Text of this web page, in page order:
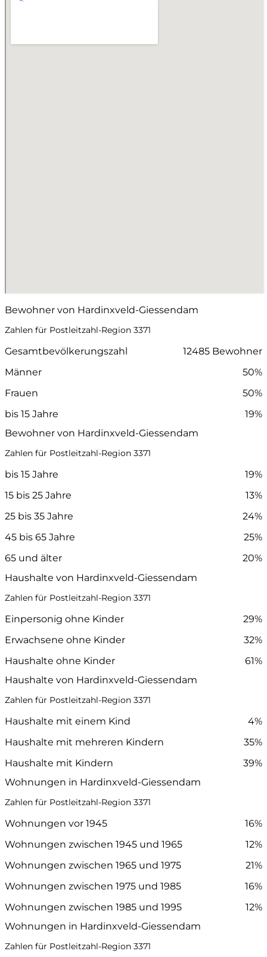
Bewohner von Hardinxveld-Giessendam
Zahlen für Postleitzahl-Region 3371
Gesamtbevölkerungszahl
12485 Bewohner
Männer
50%
Frauen
50%
bis 15 Jahre
19%
Bewohner von Hardinxveld-Giessendam
Zahlen für Postleitzahl-Region 3371
bis 15 Jahre
19%
15 bis 25 Jahre
13%
25 bis 35 Jahre
24%
45 bis 65 Jahre
25%
65 und älter
20%
Haushalte von Hardinxveld-Giessendam
Zahlen für Postleitzahl-Region 3371
Einpersonig ohne Kinder
29%
Erwachsene ohne Kinder
32%
Haushalte ohne Kinder
61%
Haushalte von Hardinxveld-Giessendam
Zahlen für Postleitzahl-Region 3371
Haushalte mit einem Kind
4%
Haushalte mit mehreren Kindern
35%
Haushalte mit Kindern
39%
Wohnungen in Hardinxveld-Giessendam
Zahlen für Postleitzahl-Region 3371
Wohnungen vor 1945
16%
Wohnungen zwischen 1945 und 1965
12%
Wohnungen zwischen 1965 und 1975
21%
Wohnungen zwischen 1975 und 1985
16%
Wohnungen zwischen 1985 und 1995
12%
Wohnungen in Hardinxveld-Giessendam
Zahlen für Postleitzahl-Region 3371